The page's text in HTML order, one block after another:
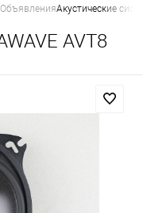
ОбъявленияАкустические
AVT8